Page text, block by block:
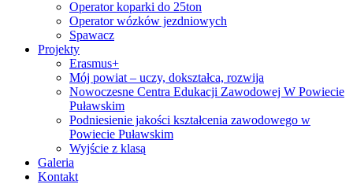
Operator koparki do 25ton
Operator wózków jezdniowych
Spawacz
Projekty
Erasmus+
Mój powiat – uczy, dokształca, rozwija
Nowoczesne Centra Edukacji Zawodowej W Powiecie
Puławskim
Podniesienie jakości kształcenia zawodowego w
Powiecie Puławskim
Wyjście z klasą
Galeria
Kontakt